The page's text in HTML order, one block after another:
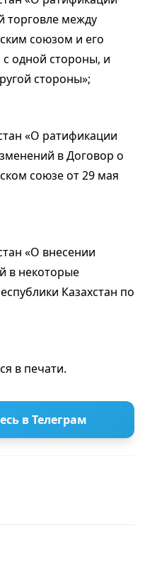
торговле между
союзом и его
одной стороны, и
стороны»;
«О ратификации
в Договор о
союзе от 29 мая
«О внесении
в некоторые
Казахстан по
в печати.
в Телеграм